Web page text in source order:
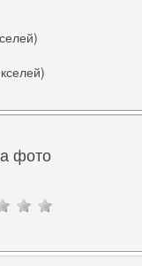
фото